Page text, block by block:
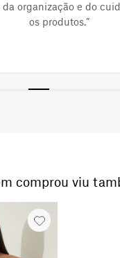
organização e do
os produtos.”
comprou viu